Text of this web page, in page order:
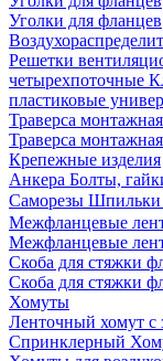
Уголки для фланцев
Решетки
четырехпоточные
пластиковые
Траверса монтажная
Траверса монтажная
Крепежные изделия
Анкера Болты,
Саморезы Шпильки
Межфланцевые
Межфланцевые
Скоба для стяжки
Скоба для стяжки
Хомуты
Ленточный хомут с
Спринклерный